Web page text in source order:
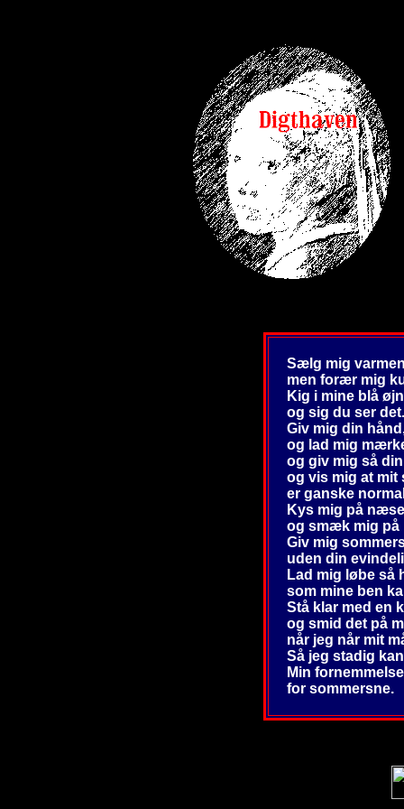
Sælg mig
men forær mig
Kig i mine blå
og sig du ser det.
Giv mig din
og lad mig
og giv mig så
og vis mig at mit
er ganske
Kys mig på
og smæk mig på
Giv mig
uden din
Lad mig løbe så
som mine ben
Stå klar med en
og smid det på
når jeg når mit
Så jeg stadig
Min
for sommersne.